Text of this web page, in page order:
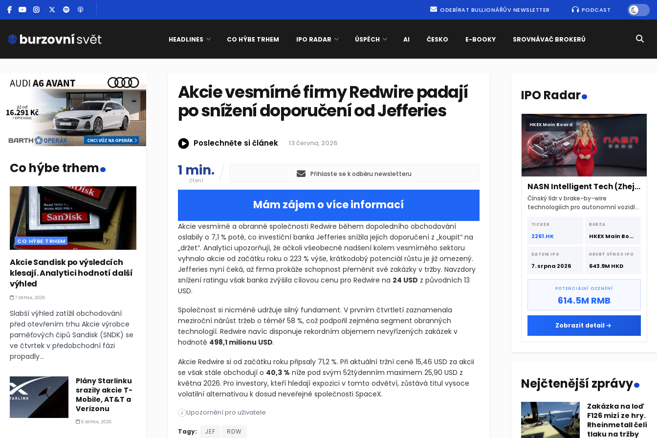
ODEBÍRAT BULLIONÁŘŮV NEWSLETTER PODCAST
HEADLINES CO HÝBE TRHEM IPO RADAR ÚSPĚCH AI ČESKO E-BOOKY SROVNÁVAČ BROKERŮ
Akcie vesmírné firmy Redwire padají
po snížení doporučení od Jefferies
Poslechněte si článek 13 června, 2026
1 min.
čtení
Přihlaste se k odběru newsletteru
Mám zájem o více informací
Akcie vesmírné a obranné společnosti Redwire během dopoledního obchodování
oslabily o 7,1 % poté, co investiční banka Jefferies snížila jejich doporučení z „koupit“ na
„držet“. Analytici upozorňují, že ačkoli všeobecné nadšení kolem vesmírného sektoru
vyhnalo akcie od začátku roku o 223 % výše, krátkodobý potenciál růstu je již omezený.
Jefferies nyní čeká, až firma prokáže schopnost přeměnit své zakázky v tržby. Navzdory
snížení ratingu však banka zvýšila cílovou cenu pro Redwire na 24 USD z původních 13
USD.
Společnost si nicméně udržuje silný fundament. V prvním čtvrtletí zaznamenala
meziroční nárůst tržeb o téměř 58 %, což podpořil zejména segment obranných
technologií. Redwire navíc disponuje rekordním objemem nevyřízených zakázek v
hodnotě 498,1 milionu USD.
Akcie Redwire si od začátku roku připsaly 71,2 %. Při aktuální tržní ceně 15,46 USD za akcii
se však stále obchodují o 40,3 % níže pod svým 52týdenním maximem 25,90 USD z
května 2026. Pro investory, kteří hledají expozici v tomto odvětví, zůstává titul vysoce
volatilní alternativou k dosud neveřejné společnosti SpaceX.
Akcie vesmírné a obranné společnosti Redwire během dopoledního obchodování oslabily o 7,1 % poté, co investiční banka Jefferies
i Upozornění pro uživatele
Akcie vesmírné a obranné společnosti Redwire během dopoledního obchodování oslabily o 7,1 % poté, co investiční banka Jefferies
Tagy: JEF RDW
Co hýbe trhem.
CO HÝBE TRHEM
Akcie Sandisk po výsledcích
klesají. Analytici hodnotí další
výhled
7 SRPNA, 2026
Slabší výhled zatížil obchodování
před otevřením trhu Akcie výrobce
paměťových čipů Sandisk (SNDK) se
ve čtvrtek v předobchodní fázi
propadly...
Plány Starlinku
srazily akcie T-
Mobile, AT&T a
Verizonu
6 SRPNA, 2026
IPO Radar.
HKEX Main Board
NASN Intelligent Tech (Zhejiang)
Čínský lídr v brake-by-wire
technologiích pro autonomní vozidla
srpna 2026 s podporou CATL a
Hillhouse Investment.
TICKER
2261.HK
BURZA
HKEX Main Board
DATUM IPO
7. srpna 2026
HRUBÝ VÝNOS IPO
643.9M HKD
POTENCIÁLNÍ OCENĚNÍ
614.5M RMB
Zobrazit detail
Nejčtenější zprávy.
Zakázka na loď
F126 mizí ze hry.
Rheinmetall čelí
tlaku na tržby